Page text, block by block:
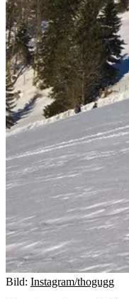
Bild: Instagram/thogugg